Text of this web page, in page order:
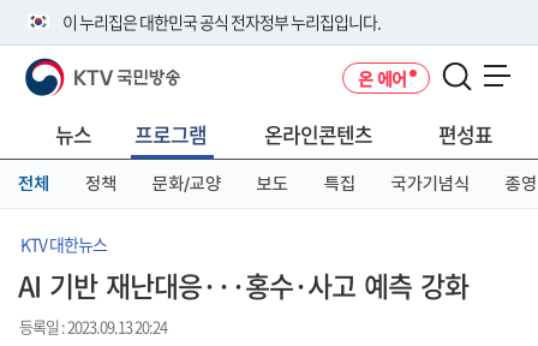
이 누리집은 대한민국 공식 전자정부 누리집입니다.
공식 누리집 주소 확인하기
니다.
이밖에 or.kr 또는 .kr등 다른 도메인 주소를 사용하고 있다면 아래 URL에
서 도메인 주소를 확인해 보세요
KTV 국민방송 온 에어
뉴스 프로그램 온라인콘텐츠 편성표
전체 정책 문화/교양 보도 특집 국가기념식 종영
KTV 대한뉴스
AI 기반 재난대응···홍수·사고 예측 강화
등록일 : 2023.09.13 20:24